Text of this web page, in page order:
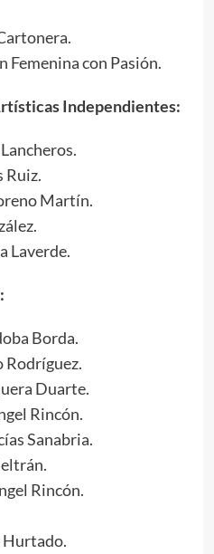
Femenina con Pasión.
Independientes:
Ruiz.
Martín.
Laverde.
Borda.
Rodríguez.
Duarte.
Rincón.
Sanabria.
Rincón.
Hurtado.